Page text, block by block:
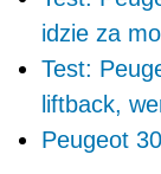
idzie za
Test:
liftback,
Peugeot